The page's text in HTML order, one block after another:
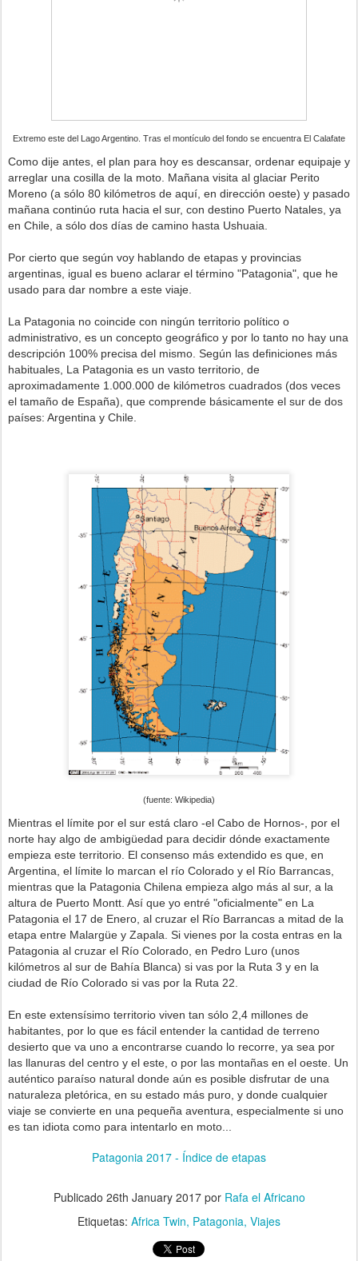
Extremo este del Lago Argentino. Tras el montículo del fondo se encuentra El Calafate
Como dije antes, el plan para hoy es descansar, ordenar equipaje y
arreglar una cosilla de la moto. Mañana visita al glaciar Perito
Moreno (a sólo 80 kilómetros de aquí, en dirección oeste) y pasado
mañana continúo ruta hacia el sur, con destino Puerto Natales, ya
en Chile, a sólo dos días de camino hasta Ushuaia.
Por cierto que según voy hablando de etapas y provincias
argentinas, igual es bueno aclarar el término "Patagonia", que he
usado para dar nombre a este viaje.
La Patagonia no coincide con ningún territorio político o
administrativo, es un concepto geográfico y por lo tanto no hay una
descripción 100% precisa del mismo. Según las definiciones más
habituales, La Patagonia es un vasto territorio, de
aproximadamente 1.000.000 de kilómetros cuadrados (dos veces
el tamaño de España), que comprende básicamente el sur de dos
países: Argentina y Chile.
(fuente: Wikipedia)
Mientras el límite por el sur está claro -el Cabo de Hornos-, por el
norte hay algo de ambigüedad para decidir dónde exactamente
empieza este territorio. El consenso más extendido es que, en
Argentina, el límite lo marcan el río Colorado y el Río Barrancas,
mientras que la Patagonia Chilena empieza algo más al sur, a la
altura de Puerto Montt. Así que yo entré "oficialmente" en La
Patagonia el 17 de Enero, al cruzar el Río Barrancas a mitad de la
etapa entre Malargüe y Zapala. Si vienes por la costa entras en la
Patagonia al cruzar el Río Colorado, en Pedro Luro (unos
kilómetros al sur de Bahía Blanca) si vas por la Ruta 3 y en la
ciudad de Río Colorado si vas por la Ruta 22.
En este extensísimo territorio viven tan sólo 2,4 millones de
habitantes, por lo que es fácil entender la cantidad de terreno
desierto que va uno a encontrarse cuando lo recorre, ya sea por
las llanuras del centro y el este, o por las montañas en el oeste. Un
auténtico paraíso natural donde aún es posible disfrutar de una
naturaleza pletórica, en su estado más puro, y donde cualquier
viaje se convierte en una pequeña aventura, especialmente si uno
es tan idiota como para intentarlo en moto...
Patagonia 2017 - Índice de etapas
Publicado 26th January 2017por Rafa el Africano
Etiquetas: Africa Twin Patagonia Viajes